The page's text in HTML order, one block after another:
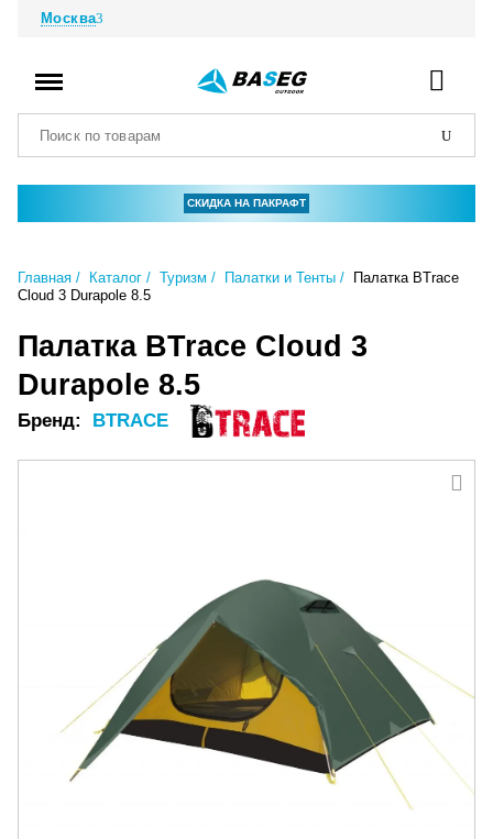
Москва
СКИДКА НА ПАКРАФТ
Главная Каталог Туризм Палатки и Тенты
Палатка BTrace
Cloud 3 Durapole 8.5
Палатка BTrace Cloud 3
Durapole 8.5
Бренд: BTRACE